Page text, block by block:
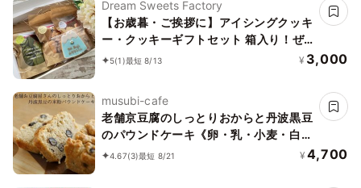
Dream Sweets Factory
【お歳暮・ご挨拶に】アイシングクッキ
ー・クッキーギフトセット 箱入り！ぜ
ーんぶ富士山セット（3000円）お中元
5(1)最短 8/13 ¥ 3,000
musubi-cafe
老舗京豆腐のしっとりおからと丹波黒豆
のパウンドケーキ《卵・乳・小麦・白砂
糖不使用》《ヴィーガンスイーツ》《グ
4.67(3)最短 8/21 ¥ 4,700